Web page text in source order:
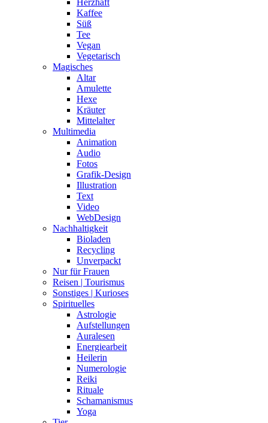
Herzhaft
Kaffee
Süß
Tee
Vegan
Vegetarisch
Magisches
Altar
Amulette
Hexe
Kräuter
Mittelalter
Multimedia
Animation
Audio
Fotos
Grafik-Design
Illustration
Text
Video
WebDesign
Nachhaltigkeit
Bioladen
Recycling
Unverpackt
Nur für Frauen
Reisen | Tourismus
Sonstiges | Kurioses
Spirituelles
Astrologie
Aufstellungen
Auralesen
Energiearbeit
Heilerin
Numerologie
Reiki
Rituale
Schamanismus
Yoga